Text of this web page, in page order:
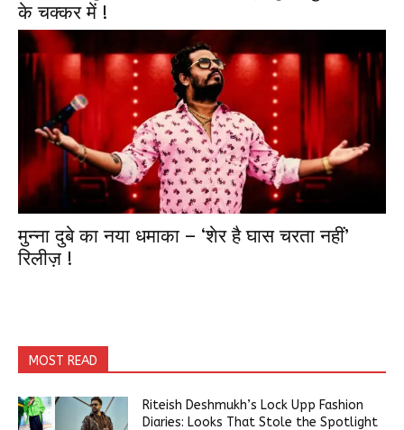
के चक्कर में !
मुन्ना दुबे का नया धमाका – ‘शेर है घास चरता नहीं’
रिलीज़ !
MOST READ
Riteish Deshmukh’s Lock Upp Fashion
Diaries: Looks That Stole the Spotlight